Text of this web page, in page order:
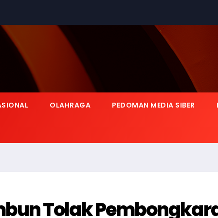
OLAHRAGA PEDOMAN MEDIA SIBER
Tolak